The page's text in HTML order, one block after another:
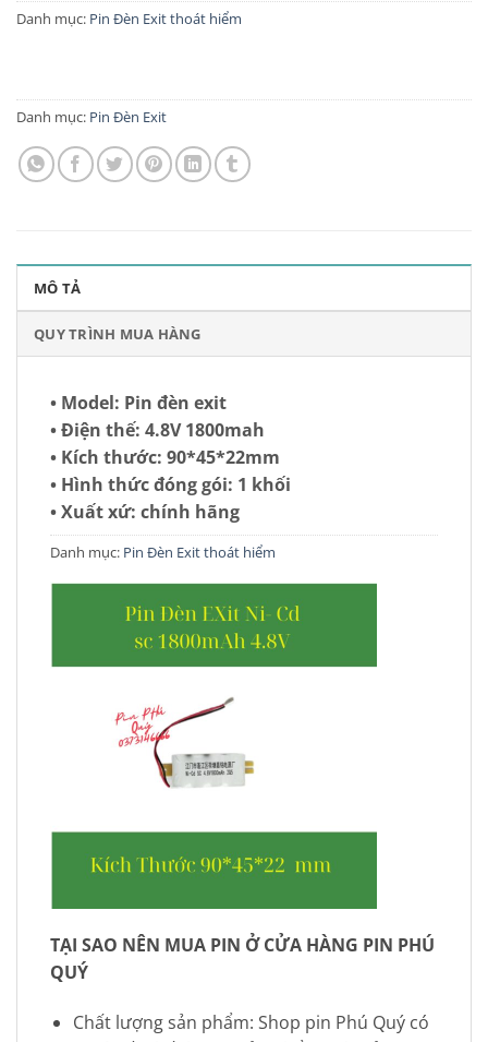
Danh mục: Pin Đèn Exit thoát hiểm
Danh mục: Pin Đèn Exit
MÔ TẢ
QUY TRÌNH MUA HÀNG
• Model: Pin đèn exit
• Điện thế: 4.8V 1800mah
• Kích thước: 90*45*22mm
• Hình thức đóng gói: 1 khối
• Xuất xứ: chính hãng
Danh mục: Pin Đèn Exit thoát hiểm
TẠI SAO NÊN MUA PIN Ở CỬA HÀNG PIN PHÚ
QUÝ
Chất lượng sản phẩm: Shop pin Phú Quý có